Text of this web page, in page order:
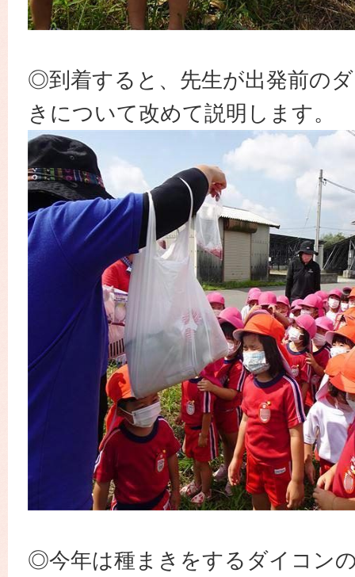
◎到着すると、先生が出発前の
きについて改めて説明します。
◎今年は種まきをするダイコン